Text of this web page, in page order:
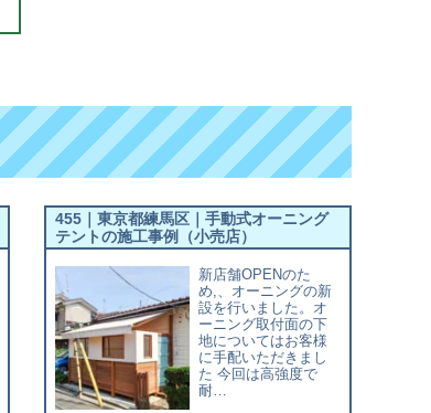
455｜東京都練馬区｜手動式オーニング
テントの施工事例（小売店）
新店舗OPENのた
め,、オーニングの新
設を行いました。オ
ーニング取付面の下
地についてはお客様
に手配いただきまし
た 今回は高強度で
耐…